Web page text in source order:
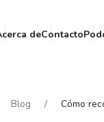
deContacto
Blog Cómo